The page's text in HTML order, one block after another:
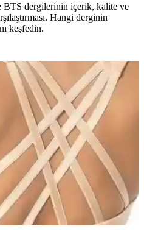
BTS dergilerinin içerik, kalite ve
Hangi derginin
keşfedin.